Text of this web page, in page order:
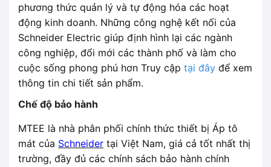
phương thức quản lý và tự động hóa các hoạt
động kinh doanh. Những công nghệ kết nối của
Schneider Electric giúp định hình lại các ngành
công nghiệp, đổi mới các thành phố và làm cho
cuộc sống phong phú hơn Truy cập tại đây để xem
thông tin chi tiết sản phẩm.
Chế độ bảo hành
MTEE là nhà phân phối chính thức thiết bị Áp tô
mát của Schneider tại Việt Nam, giá cả tốt nhất thị
trường, đầy đủ các chính sách bảo hành chính